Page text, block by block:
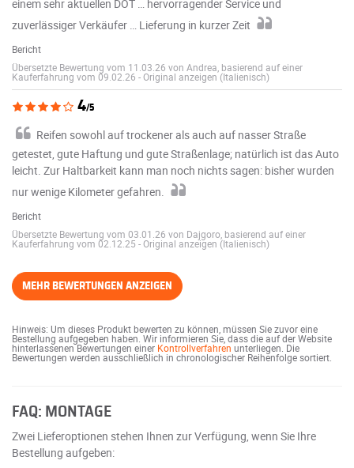
einem sehr aktuellen DOT … hervorragender Service und
zuverlässiger Verkäufer … Lieferung in kurzer Zeit
Bericht
Übersetzte Bewertung vom 11.03.26 von Andrea, basierend auf einer
Kauferfahrung vom 09.02.26 -Original anzeigen (Italienisch)
4/5
Reifen sowohl auf trockener als auch auf nasser Straße
getestet, gute Haftung und gute Straßenlage; natürlich ist das Auto
leicht. Zur Haltbarkeit kann man noch nichts sagen: bisher wurden
nur wenige Kilometer gefahren.
Bericht
Übersetzte Bewertung vom 03.01.26 von Dajgoro, basierend auf einer
Kauferfahrung vom 02.12.25 -Original anzeigen (Italienisch)
MEHR BEWERTUNGEN ANZEIGEN
Hinweis: Um dieses Produkt bewerten zu können, müssen Sie zuvor eine
Bestellung aufgegeben haben. Wir informieren Sie, dass die auf der Website
hinterlassenen Bewertungen einer Kontrollverfahren unterliegen. Die
Bewertungen werden ausschließlich in chronologischer Reihenfolge sortiert.
FAQ: MONTAGE
Zwei Lieferoptionen stehen Ihnen zur Verfügung, wenn Sie Ihre
Bestellung aufgeben: